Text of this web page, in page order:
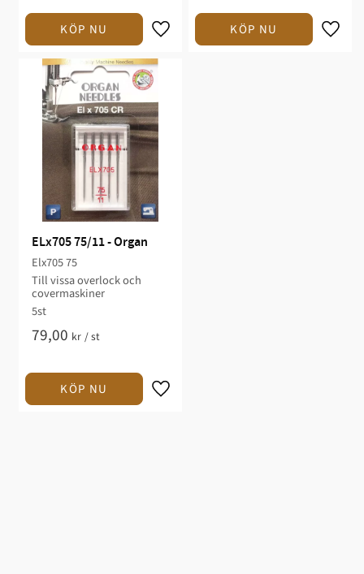
ELx705 75/11 - Organ
Elx705 75
Till vissa overlock och
covermaskiner
5st
79,00 kr /st